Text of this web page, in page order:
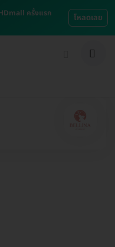
ครั้งแรก
โหลดเลย